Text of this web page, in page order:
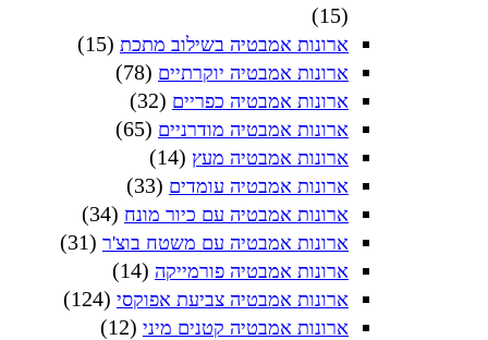
(15)
ארונות אמבטיה בשילוב מתכת (15)
ארונות אמבטיה יוקרתיים (78)
ארונות אמבטיה כפריים (32)
ארונות אמבטיה מודרניים (65)
ארונות אמבטיה מעץ (14)
ארונות אמבטיה עומדים (33)
ארונות אמבטיה עם כיור מונח (34)
ארונות אמבטיה עם משטח בוצ'ר (31)
ארונות אמבטיה פורמייקה (14)
ארונות אמבטיה צביעת אפוקסי (124)
ארונות אמבטיה קטנים מיני (12)